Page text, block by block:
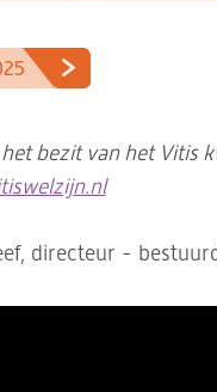
bezit van het Vitis
directeur -